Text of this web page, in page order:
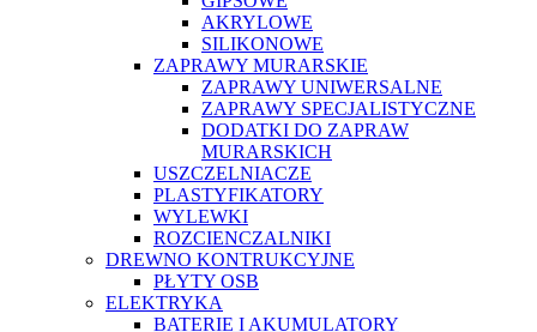
AKRYLOWE
SILIKONOWE
ZAPRAWY MURARSKIE
ZAPRAWY UNIWERSALNE
ZAPRAWY SPECJALISTYCZNE
DODATKI DO ZAPRAW
MURARSKICH
USZCZELNIACZE
PLASTYFIKATORY
WYLEWKI
ROZCIENCZALNIKI
DREWNO KONTRUKCYJNE
PŁYTY OSB
ELEKTRYKA
BATERIE I AKUMULATORY